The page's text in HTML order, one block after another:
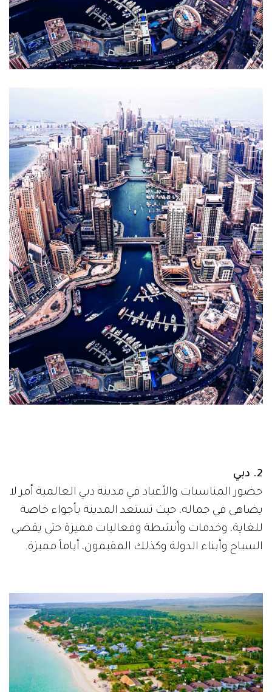
2. دبي
حضور المناسبات والأعياد في مدينة دبي العالمية أمر لا
يضاهى في جماله، حيث تستعد المدينة بأجواء خاصة
للغاية، وخدمات وأنشطة وفعاليات مميزة حتى يقضي
السياح وأبناء الدولة وكذلك المقيمون، أياماً مميزة.